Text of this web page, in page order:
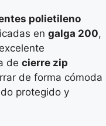
polietileno
en galga 200,
de cierre zip
de forma cómoda
protegido y